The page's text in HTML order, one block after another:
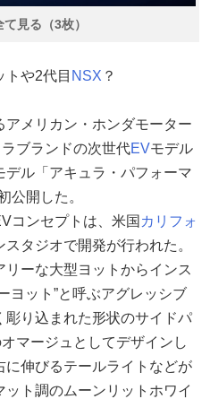
見る（3枚）
トや2代目 NSX ？
アメリカン・ホンダモーター
ブランドの次世代EVモデル
ル「アキュラ・パフォーマ
公開した。
コンセプトは、米国 カリフォ
タジオで開発が行われた。
ーな大型ヨットからインス
ヨット”と呼ぶアグレッシブ
り込まれた形状のサイドパ
マージュとしてデザインし
伸びるテールライトなどが
ト調のムーンリットホワイ